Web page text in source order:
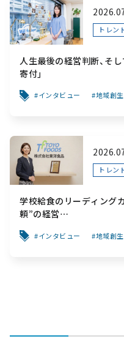
トレン
人生最後の経営判断、そ
寄付」
インタビュー 地域創生
トレン
学校給食のリーディング
頼”の経営
へ繋ぐ挑戦～
インタビュー 地域創生